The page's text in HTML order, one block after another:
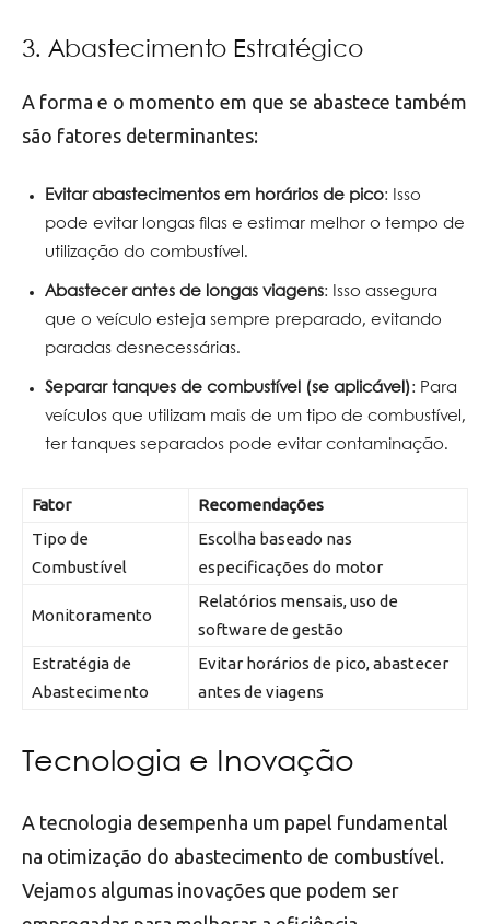
3. Abastecimento Estratégico
A forma e o momento em que se abastece também
são fatores determinantes:
Evitar abastecimentos em horários de pico: Isso
pode evitar longas filas e estimar melhor o tempo de
utilização do combustível.
Abastecer antes de longas viagens: Isso assegura
que o veículo esteja sempre preparado, evitando
paradas desnecessárias.
Separar tanques de combustível (se aplicável): Para
veículos que utilizam mais de um tipo de combustível,
ter tanques separados pode evitar contaminação.
Fator
Recomendações
Tipo de
Combustível
Escolha baseado nas
especificações do motor
Monitoramento
Relatórios mensais, uso de
software de gestão
Estratégia de
Abastecimento
Evitar horários de pico, abastecer
antes de viagens
Tecnologia e Inovação
A tecnologia desempenha um papel fundamental
na otimização do abastecimento de combustível.
Vejamos algumas inovações que podem ser